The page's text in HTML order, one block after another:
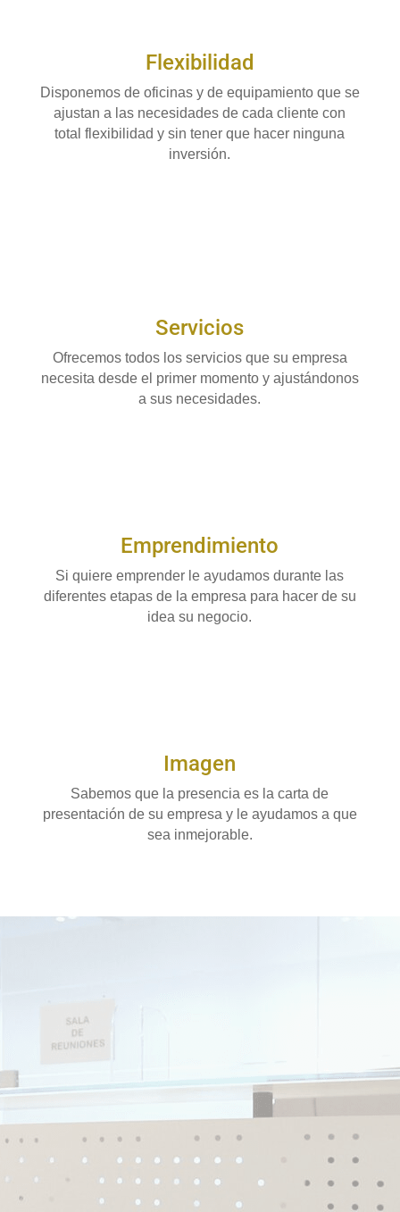
Flexibilidad
Disponemos de oficinas y de equipamiento que se
ajustan a las necesidades de cada cliente con
total flexibilidad y sin tener que hacer ninguna
inversión.
Servicios
Ofrecemos todos los servicios que su empresa
necesita desde el primer momento y ajustándonos
a sus necesidades.
Emprendimiento
Si quiere emprender le ayudamos durante las
diferentes etapas de la empresa para hacer de su
idea su negocio.
Imagen
Sabemos que la presencia es la carta de
presentación de su empresa y le ayudamos a que
sea inmejorable.
Domiciliación Social y